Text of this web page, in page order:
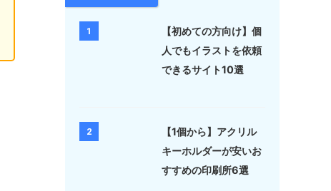
1
【初めての方向け】個
人でもイラストを依頼
できるサイト10選
2
【1個から】アクリル
キーホルダーが安いお
すすめの印刷所6選